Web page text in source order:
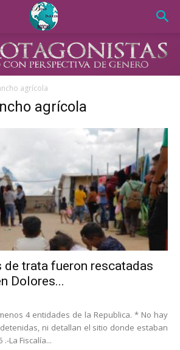
agrícola
agrícola
trata fueron rescatadas
Dolores...
4 entidades de la Republica. * No hay
ni detallan el sitio donde estaban
.-La Fiscalía...